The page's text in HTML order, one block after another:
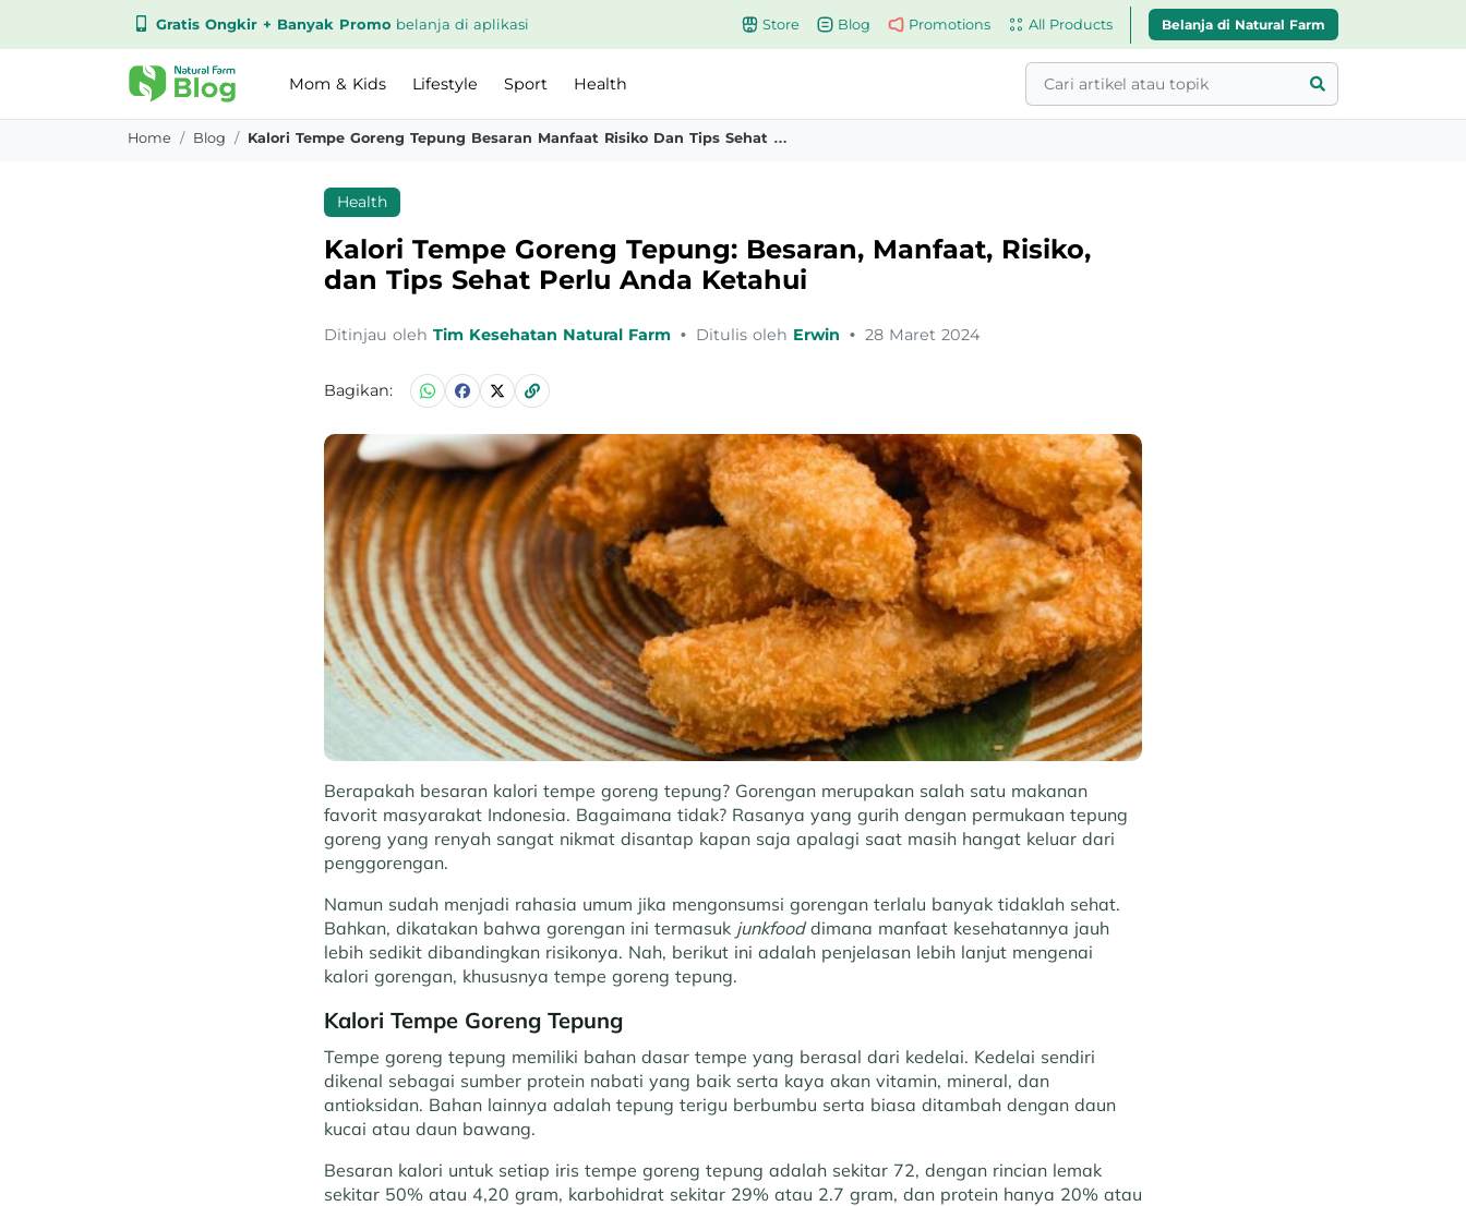
Gratis Ongkir + Banyak Promo belanja di aplikasi Store Blog Promotions All Products Belanja di Natural Farm
Mom & Kids Lifestyle Sport Health
Home Blog Kalori Tempe Goreng Tepung Besaran Manfaat Risiko Dan Tips Sehat Perlu Anda Ketahui
Health
Kalori Tempe Goreng Tepung: Besaran, Manfaat, Risiko,
dan Tips Sehat Perlu Anda Ketahui
Ditinjau oleh Tim Kesehatan Natural Farm • Ditulis oleh Erwin • 28 Maret 2024
Bagikan:
Berapakah besaran kalori tempe goreng tepung? Gorengan merupakan salah satu makanan
favorit masyarakat Indonesia. Bagaimana tidak? Rasanya yang gurih dengan permukaan tepung
goreng yang renyah sangat nikmat disantap kapan saja apalagi saat masih hangat keluar dari
penggorengan.
Namun sudah menjadi rahasia umum jika mengonsumsi gorengan terlalu banyak tidaklah sehat.
Bahkan, dikatakan bahwa gorengan ini termasuk junkfooddimana manfaat kesehatannya jauh
lebih sedikit dibandingkan risikonya. Nah, berikut ini adalah penjelasan lebih lanjut mengenai
kalori gorengan, khususnya tempe goreng tepung.
Kalori Tempe Goreng Tepung
Tempe goreng tepung memiliki bahan dasar tempe yang berasal dari kedelai. Kedelai sendiri
dikenal sebagai sumber protein nabati yang baik serta kaya akan vitamin, mineral, dan
antioksidan. Bahan lainnya adalah tepung terigu berbumbu serta biasa ditambah dengan daun
kucai atau daun bawang.
Besaran kalori untuk setiap iris tempe goreng tepung adalah sekitar 72, dengan rincian lemak
sekitar 50% atau 4,20 gram, karbohidrat sekitar 29% atau 2.7 gram, dan protein hanya 20% atau